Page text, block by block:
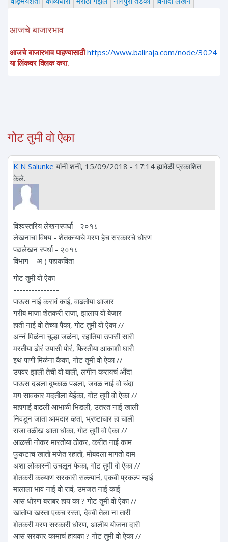
आजचे बाजारभाव
आजचे बाजारभाव पाहण्यासाठी https://www.baliraja.com/node/3024
या लिंकवर क्लिक करा.
गोट तुमी वो ऐका
K N Salunke यांनी शनी, 15/09/2018 - 17:14 ह्यावेळी प्रकाशित
केले.
विश्वस्तरिय लेखनस्पर्धा - २०१८
लेखनाचा विषय - शेतकऱ्याचे मरण हेच सरकारचे धोरण
पद्यलेखन स्पर्धा - २०१८
विभाग – अ ) पद्यकविता
गोट तुमी वो ऐका
---------------
पाऊस नाई करावं काई, वाढतोया आजार
गरीब माजा शेतकरी राजा, झालाय वो बेजार
हाती नाई वो तेच्या पैका, गोट तुमी वो ऐका //
अन्नं मिळंना चूल्हा जळंना, रहातिया उपासी सारी
मरतीया ढोरं उपासी पोरं, फिरतीया आकाशी घारी
इथं पाणी मिळंना कैका, गोट तुमी वो ऐका //
उपवर झाली तेची वो बाली, लगीन करायचं औंदा
पाऊस दडला दुष्काळ पडला, जवळ नाई वो चंदा
मग सावकार मदतीला येईका, गोट तुमी वो ऐका //
महागाई वाढली आभाळी भिडली, उतरत नाई खाली
निवडून जाता आमदार व्हता, भ्रष्टाचार हा चाली
राजा वळीख आता धोका, गोट तुमी वो ऐका //
आळसी नोकर मारतोया ठोकर, करीत नाई काम
फुकटाचं खातो मजेत रहातो, मोबदला मागतो दाम
अशा लोकास्नी उचलून फेका, गोट तुमी वो ऐका //
शेतकरी कल्याण सरकारी सल्ल्यानं, एकबी प्रकल्प न्हाई
मालाला भावं नाई वो रावं, उमजत नाई काई
आसं धोरण बराबर हाय का ? गोट तुमी वो ऐका //
खातोया खस्ता एकच रस्ता, देवबी तेला ना तारी
शेतकरी मरण सरकारी धोरण, आलीय योजना दारी
आसं सरकार कामाचं हायका ? गोट तुमी वो ऐका //